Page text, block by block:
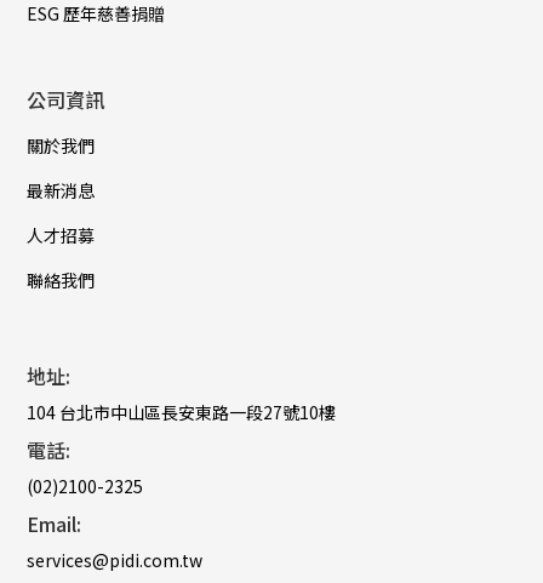
ESG 歷年慈善捐贈
公司資訊
關於我們
最新消息
人才招募
聯絡我們
地址:
104 台北市中山區長安東路一段27號10樓
電話:
(02)2100-2325
Email:
services@pidi.com.tw